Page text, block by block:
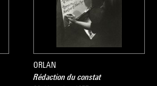
ORLAN
Rédaction du constat